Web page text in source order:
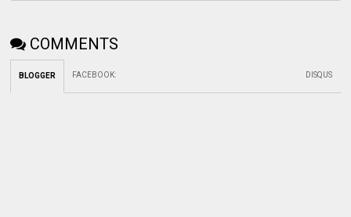
COMMENTS
BLOGGER FACEBOOK: DISQUS